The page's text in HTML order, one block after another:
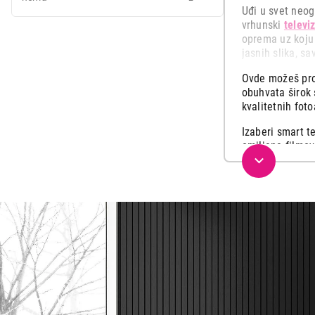
Uđi u svet
vrhunski
oprema uz
jasnih slika,
Ovde možeš
obuhvata širok
kvalitetnih
Izaberi smart
omiljene
Ponesi svoj
ćeš pronaći
što ti je
Istraži našu
22.999,00